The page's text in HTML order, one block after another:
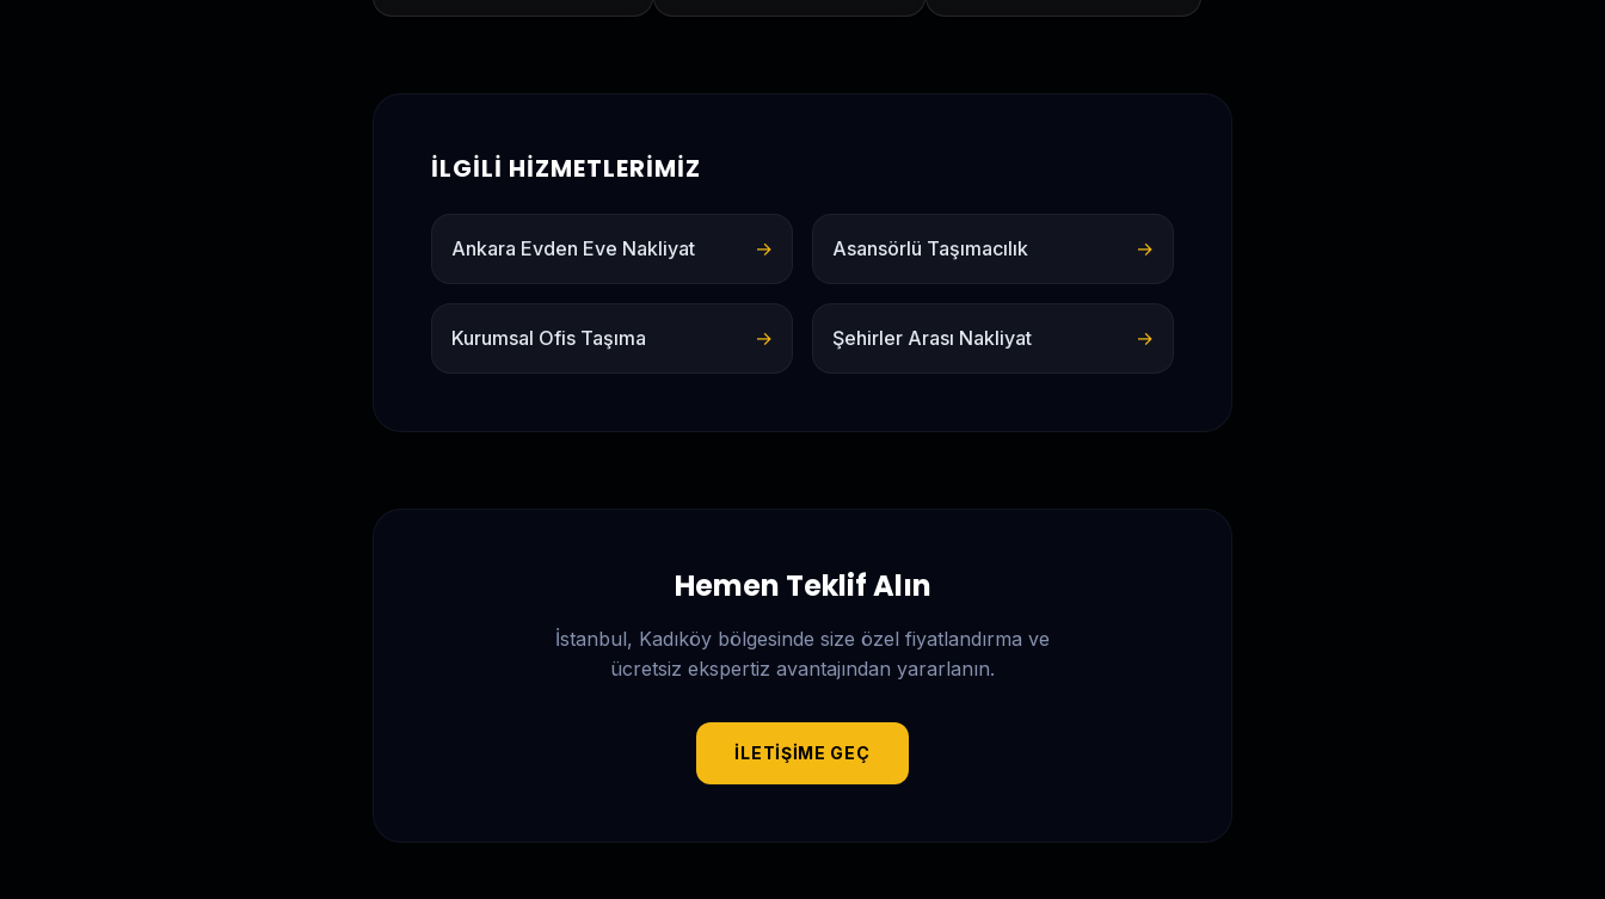
İLGILI HIZMETLERIMIZ
Ankara Evden Eve Nakliyat → Asansörlü Taşımacılık →
Kurumsal Ofis Taşıma → Şehirler Arası Nakliyat →
Hemen Teklif Alın
İstanbul, Kadıköy bölgesinde size özel fiyatlandırma ve
ücretsiz ekspertiz avantajından yararlanın.
İLETIŞIME GEÇ